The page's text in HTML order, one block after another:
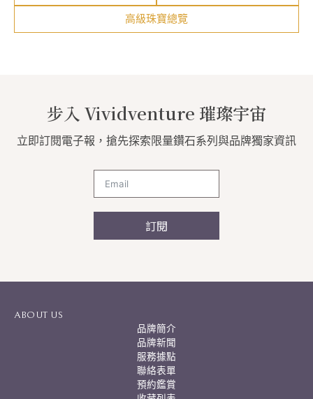
高級珠寶總覽
步入 Vividventure 璀璨宇宙
立即訂閱電子報，搶先探索限量鑽石系列與品牌獨家資訊
訂閱
t
ABOUT US
品牌簡介
品牌新聞
服務據點
聯絡表單
預約鑑賞